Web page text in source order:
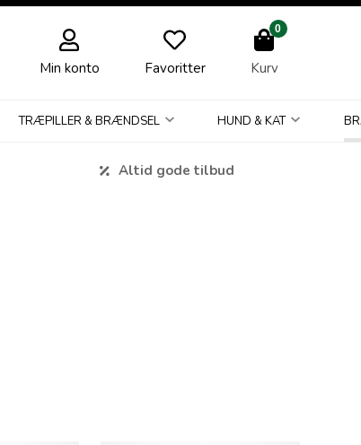
Min konto Favoritter
0
Kurv
TRÆPILLER & BRÆNDSEL HUND & KAT
Altid gode tilbud